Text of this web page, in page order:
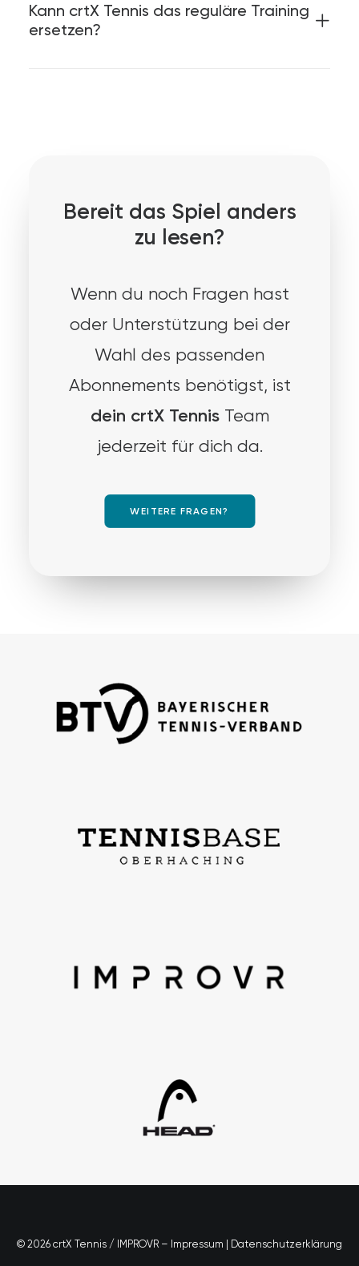
Kann crtX Tennis das reguläre Training
ersetzen?
Bereit das Spiel anders
zu lesen?
Wenn du noch Fragen hast
oder Unterstützung bei der
Wahl des passenden
Abonnements benötigst, ist
dein crtX TennisTeam
jederzeit für dich da.
WEITERE FRAGEN?
© 2026 crtX Tennis / IMPROVR – Impressum Datenschutzerklärung